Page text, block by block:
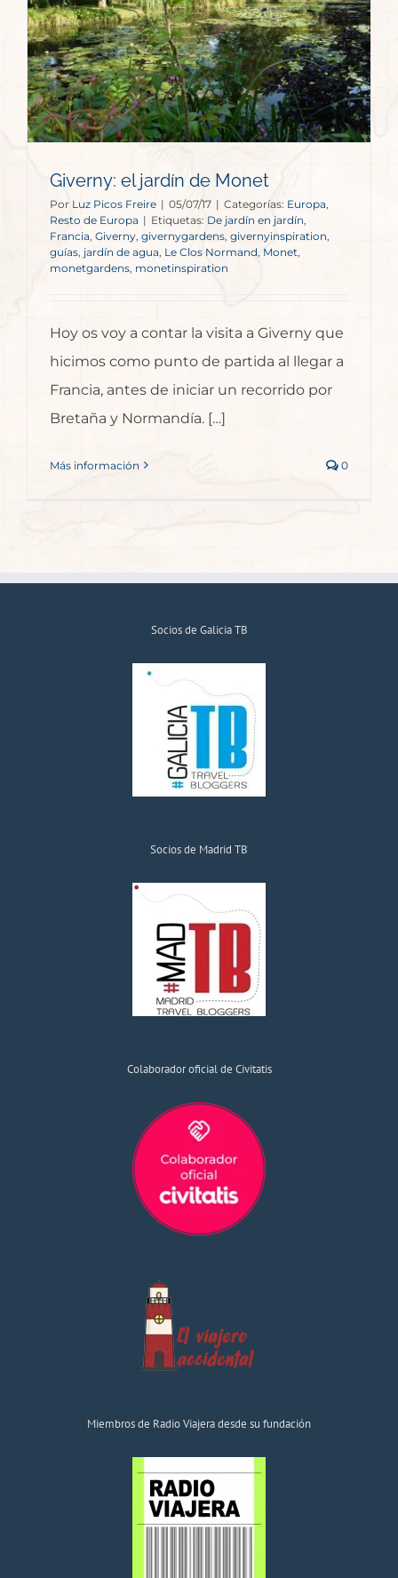
Giverny: el jardín de Monet
Por Luz Picos Freire | 05/07/17 | Categorías: Europa,
Resto de Europa | Etiquetas: De jardín en jardín,
Francia Giverny, givernygardens givernyinspiration,
guías, jardín de agua Le Clos Normand, Monet
monetgardens monetinspiration
Hoy os voy a contar la visita a Giverny que
hicimos como punto de partida al llegar a
Francia, antes de iniciar un recorrido por
Bretaña y Normandía. […]
Más información 0
Socios de Galicia TB
Socios de Madrid TB
Colaborador oficial de Civitatis
Miembros de Radio Viajera desde su fundación